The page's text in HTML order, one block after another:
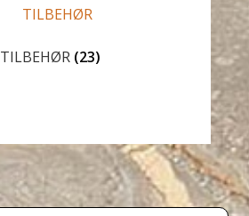
TILBEHØR (23)